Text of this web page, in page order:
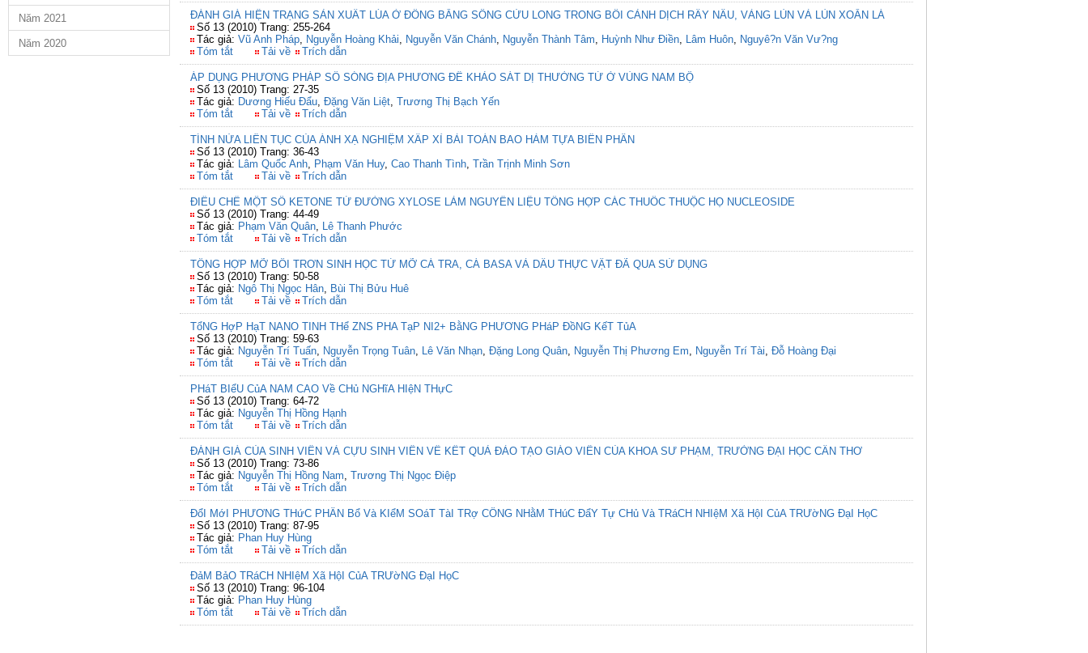
Năm 2021
Năm 2020
ĐÁNH GIÁ HIỆN TRẠNG SẢN XUẤT LÚA Ở ĐỒNG BẰNG SÔNG CỬU LONG TRONG BỐI CẢNH DỊCH RẦY NÂU, VÀNG LÙN VÀ LÙN XOẮN LÁ
Số 13 (2010) Trang: 255-264
Tác giả: Vũ Anh Pháp, Nguyễn Hoàng Khải, Nguyễn Văn Chánh, Nguyễn Thành Tâm, Huỳnh Như Điền, Lâm Huôn, Nguyê?n Văn Vư?ng
Tóm tắt
Tải về Trích dẫn
ÁP DỤNG PHƯƠNG PHÁP SỐ SÓNG ĐỊA PHƯƠNG ĐỂ KHẢO SÁT DỊ THƯỜNG TỪ Ở VÙNG NAM BỘ
Số 13 (2010) Trang: 27-35
Tác giả: Dương Hiếu Đẩu, Đặng Văn Liệt, Trương Thị Bạch Yến
Tóm tắt
Tải về Trích dẫn
TÍNH NỬA LIÊN TỤC CỦA ÁNH XẠ NGHIỆM XẤP XỈ BÀI TOÁN BAO HÀM TỰA BIẾN PHÂN
Số 13 (2010) Trang: 36-43
Tác giả: Lâm Quốc Anh, Phạm Văn Huy, Cao Thanh Tình, Trần Trịnh Minh Sơn
Tóm tắt
Tải về Trích dẫn
ĐIỀU CHẾ MỘT SỐ KETONE TỪ ĐƯỜNG XYLOSE LÀM NGUYÊN LIỆU TỔNG HỢP CÁC THUỐC THUỘC HỌ NUCLEOSIDE
Số 13 (2010) Trang: 44-49
Tác giả: Phạm Văn Quân, Lê Thanh Phước
Tóm tắt
Tải về Trích dẫn
TỔNG HỢP MỠ BÔI TRƠN SINH HỌC TỪ MỠ CÁ TRA, CÁ BASA VÀ DẦU THỰC VẬT ĐÃ QUA SỬ DỤNG
Số 13 (2010) Trang: 50-58
Tác giả: Ngô Thị Ngọc Hân, Bùi Thị Bửu Huê
Tóm tắt
Tải về Trích dẫn
TổNG HợP HạT NANO TINH THể ZNS PHA TạP NI2+ BằNG PHƯƠNG PHáP ĐồNG KếT TủA
Số 13 (2010) Trang: 59-63
Tác giả: Nguyễn Trí Tuấn, Nguyễn Trọng Tuân, Lê Văn Nhạn, Đặng Long Quân, Nguyễn Thị Phương Em, Nguyễn Trí Tài, Đỗ Hoàng Đại
Tóm tắt
Tải về Trích dẫn
PHáT BIểU CủA NAM CAO Về CHủ NGHĩA HIệN THựC
Số 13 (2010) Trang: 64-72
Tác giả: Nguyễn Thị Hồng Hạnh
Tóm tắt
Tải về Trích dẫn
ĐÁNH GIÁ CỦA SINH VIÊN VÀ CỰU SINH VIÊN VỀ KẾT QUẢ ĐÀO TẠO GIÁO VIÊN CỦA KHOA SƯ PHẠM, TRƯỜNG ĐẠI HỌC CẦN THƠ
Số 13 (2010) Trang: 73-86
Tác giả: Nguyễn Thị Hồng Nam, Trương Thị Ngọc Điệp
Tóm tắt
Tải về Trích dẫn
ĐổI MớI PHƯƠNG THứC PHÂN Bổ Và KIểM SOáT TàI TRợ CÔNG NHằM THúC ĐẩY Tự CHủ Và TRáCH NHIệM Xã HộI CủA TRƯờNG ĐạI HọC
Số 13 (2010) Trang: 87-95
Tác giả: Phan Huy Hùng
Tóm tắt
Tải về Trích dẫn
ĐảM BảO TRáCH NHIệM Xã HộI CủA TRƯờNG ĐạI HọC
Số 13 (2010) Trang: 96-104
Tác giả: Phan Huy Hùng
Tóm tắt
Tải về Trích dẫn